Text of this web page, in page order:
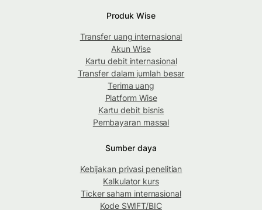
Produk Wise
Transfer uang internasional
Akun Wise
Kartu debit internasional
Transfer dalam jumlah besar
Terima uang
Platform Wise
Kartu debit bisnis
Pembayaran massal
Sumber daya
Kebijakan privasi penelitian
Kalkulator kurs
Ticker saham internasional
Kode SWIFT/BIC